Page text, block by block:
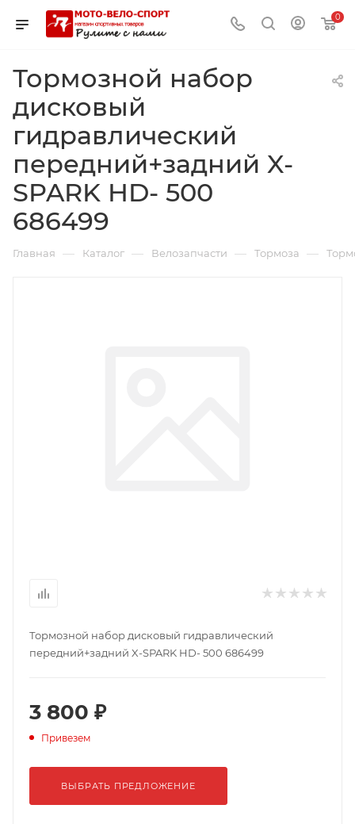
0
Тормозной набор
дисковый
гидравлический
передний+задний X-
SPARK HD- 500
686499
Главная — Каталог — Велозапчасти — Тормоза —
Тормозной набор дисковый гидравлический
передний+задний X-SPARK HD- 500 686499
3 800 ₽
Привезем
ВЫБРАТЬ ПРЕДЛОЖЕНИЕ